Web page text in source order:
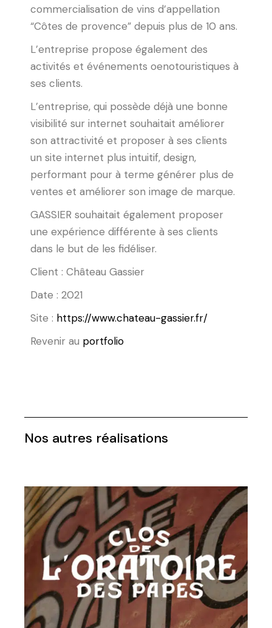
commercialisation de vins d’appellation
“Côtes de provence” depuis plus de 10 ans.
L’entreprise propose également des
activités et événements oenotouristiques à
ses clients.
L’entreprise, qui possède déjà une bonne
visibilité sur internet souhaitait améliorer
son attractivité et proposer à ses clients
un site internet plus intuitif, design,
performant pour à terme générer plus de
ventes et améliorer son image de marque.
GASSIER souhaitait également proposer
une expérience différente à ses clients
dans le but de les fidéliser.
Client : Château Gassier
Date : 2021
Site : https://www.chateau-gassier.fr/
Revenir au portfolio
Nos autres réalisations